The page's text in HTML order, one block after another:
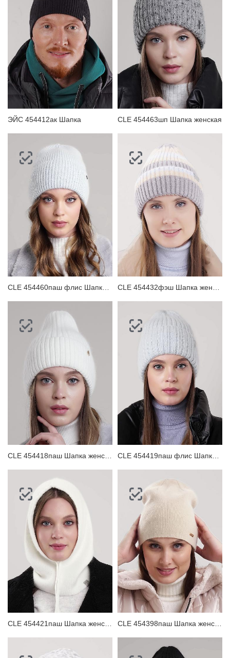
ЭЙС 454412ак Шапка CLE 454463шп Шапка женская
CLE 454460паш флис Шапка женская CLE 454432фэш Шапка женская